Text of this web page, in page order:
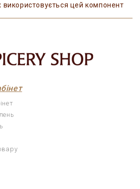
цей компонент